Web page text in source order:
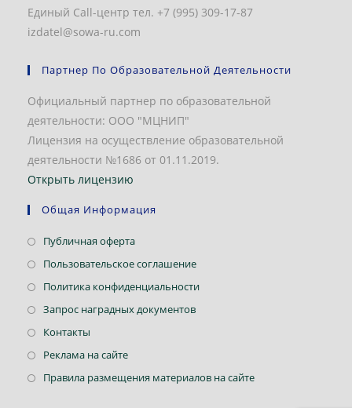
Единый Call-центр тел. +7 (995) 309-17-87
izdatel@sowa-ru.com
Партнер По Образовательной Деятельности
Официальный партнер по образовательной
деятельности: ООО "МЦНИП"
Лицензия на осуществление образовательной
деятельности №1686 от 01.11.2019.
Открыть лицензию
Общая Информация
Публичная офертаОткроется
в
Пользовательское соглашениеОткроется
в
Политика конфиденциальностиОткроется
Запрос наградных документовОткроется
Контакты
в
Реклама на сайтеОткроется
в
Правила размещения материалов на сайтеОткроется